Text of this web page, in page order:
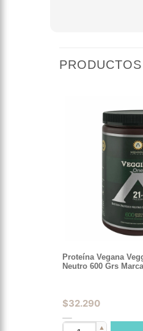
Proteína Vegana
Neutro 600 Grs
$32.290
▲